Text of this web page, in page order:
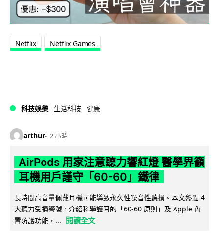
Netflix Netflix Games
科技娛樂 生活科技 健康
arthur 2 小時
AirPods 用家注意聽力響紅燈 醫學界籲
耳機用戶謹守「60-60」鐵律
長時間高音量佩戴耳機可能導致永久性噪音性聽損。本文盤點 4
大聽力受損警號，介紹科學護耳的「60-60 原則」及 Apple 內
置防護功能，...
閱讀全文